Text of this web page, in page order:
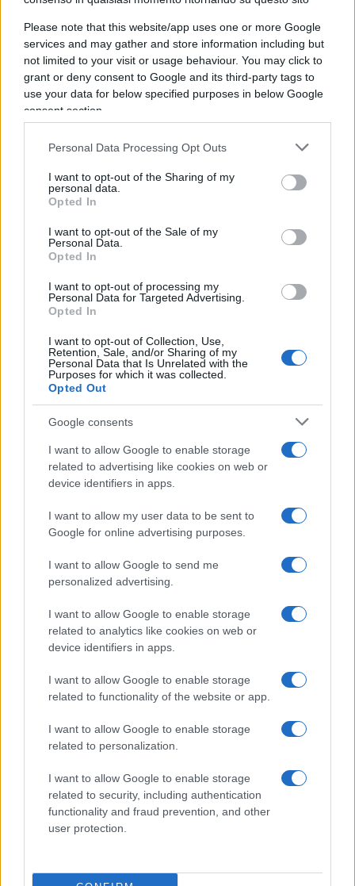
Please note that this website/app uses one or more Google
services and may gather and store information including but
not limited to your visit or usage behaviour. You may click to
grant or deny consent to Google and its third-party tags to
use your data for below specified purposes in below Google
consent section.
Personal Data Processing Opt Outs
I want to opt-out of the Sharing of my
personal data.
Opted In
I want to opt-out of the Sale of my
Personal Data.
Opted In
I want to opt-out of processing my
Personal Data for Targeted Advertising.
Opted In
I want to opt-out of Collection, Use,
Retention, Sale, and/or Sharing of my
Personal Data that Is Unrelated with the
Purposes for which it was collected.
Opted Out
Google consents
I want to allow Google to enable storage
related to advertising like cookies on web or
device identifiers in apps.
I want to allow my user data to be sent to
Google for online advertising purposes.
I want to allow Google to send me
personalized advertising.
I want to allow Google to enable storage
related to analytics like cookies on web or
device identifiers in apps.
I want to allow Google to enable storage
related to functionality of the website or app.
I want to allow Google to enable storage
related to personalization.
I want to allow Google to enable storage
related to security, including authentication
functionality and fraud prevention, and other
user protection.
tutte le sue forme; disciplina, coordina e controlla
l’esercizio del credito. Favorisce l’accesso del
risparmio popolare alla proprietà dell’abitazione,
alla proprietà diretta coltivatrice e indiretto
investimento azionario nei grandi complessi
produttivi del paese”.
maniera pedissequa perchè l’Italia sarebbe potuta
diventare uno dei paesi economicamente più forti
al mondo. Ed invece pensare che la garanzia del
debito pubblico possa essere rappresentata dal
e propria picconata su quel po’ di fiducia che è
rimasta nel paese.
Leopoldo Gasbarro, 27 gennaio 2022
Commenta per primo
Patente B a 17 anni, multe più
giuste e sorpassi a destra:
Guida accompagnata a 16 anni, sanzioni